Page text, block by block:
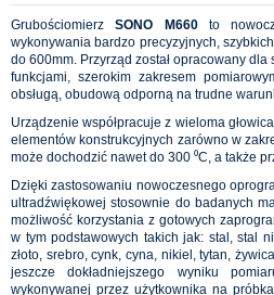
GrubościomierzSONO M660to
wykonywania bardzo precyzyjnych,
do 600mm. Przyrząd został opracowany
funkcjami, szerokim zakresem
obsługą, obudową odporną na trudne
Urządzenie współpracuje z wieloma
elementów konstrukcyjnych zarówno w
może dochodzić nawet do 300 ⁰C, a także
Dzięki zastosowaniu nowoczesnego
ultradźwiękowej stosownie do badanych
możliwość korzystania z gotowych
w tym podstawowych takich jak: stal, stal
złoto, srebro, cynk, cyna, nikiel, tytan,
jeszcze dokładniejszego wyniku
wykonywanej przez użytkownika na